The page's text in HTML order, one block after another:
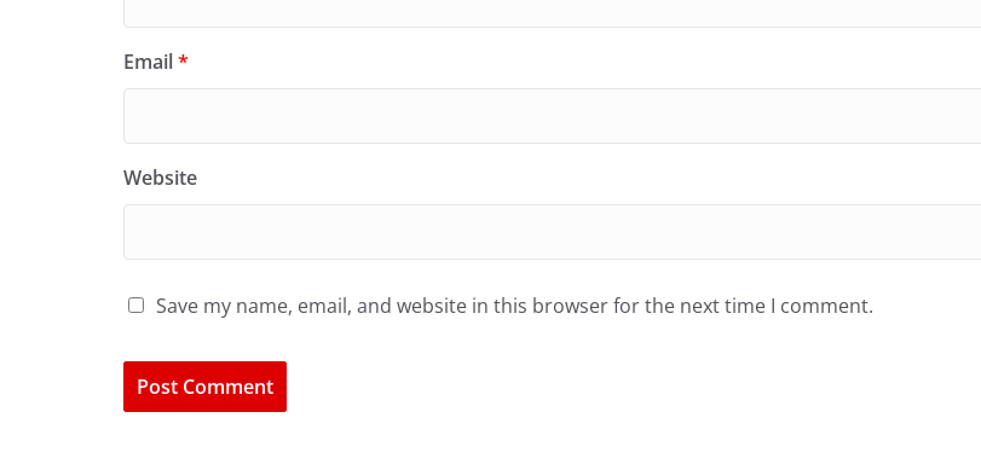
Email*
Website
Save my name, email, and website in this browser for the next time I comment.